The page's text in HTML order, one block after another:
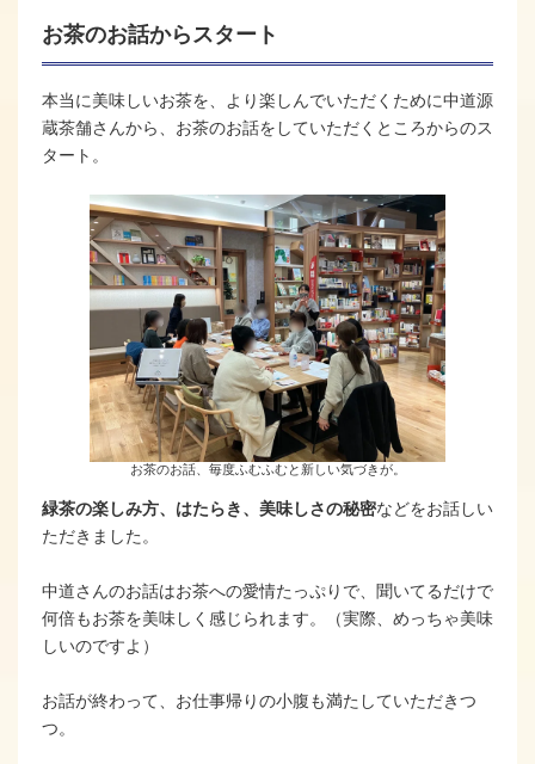
お茶のお話からスタート
本当に美味しいお茶を、より楽しんでいただくために中道源
蔵茶舗さんから、お茶のお話をしていただくところからのス
タート。
お茶のお話、毎度ふむふむと新しい気づきが。
緑茶の楽しみ方、はたらき、美味しさの秘密などをお話しい
ただきました。
中道さんのお話はお茶への愛情たっぷりで、聞いてるだけで
何倍もお茶を美味しく感じられます。（実際、めっちゃ美味
しいのですよ）
お話が終わって、お仕事帰りの小腹も満たしていただきつ
つ。